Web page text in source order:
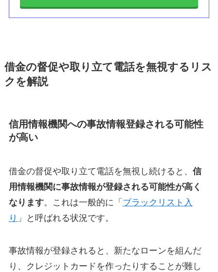
借金の督促や取り立て電話を無視するリス
クを解説
信用情報機関への事故情報登録される可能性
が高い
借金の督促や取り立て電話を無視し続けると、 信
用情報機関に事故情報が登録される可能性が高く
なります。これは一般的に「 ブラックリスト入
り 」と呼ばれる状況です。
事故情報が登録されると、新たなローンを組んだ
り、クレジットカードを作ったりすることが難し